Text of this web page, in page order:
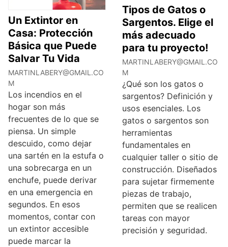
Un Extintor en
Casa: Protección
Básica que Puede
Salvar Tu Vida
MARTINLABERY@GMAIL.CO
M
Los incendios en el
hogar son más
frecuentes de lo que se
piensa. Un simple
descuido, como dejar
una sartén en la estufa o
una sobrecarga en un
enchufe, puede derivar
en una emergencia en
segundos. En esos
momentos, contar con
un extintor accesible
puede marcar la
Tipos de Gatos o
Sargentos. Elige el
más adecuado
para tu proyecto!
MARTINLABERY@GMAIL.CO
M
¿Qué son los gatos o
sargentos? Definición y
usos esenciales. Los
gatos o sargentos son
herramientas
fundamentales en
cualquier taller o sitio de
construcción. Diseñados
para sujetar firmemente
piezas de trabajo,
permiten que se realicen
tareas con mayor
precisión y seguridad.